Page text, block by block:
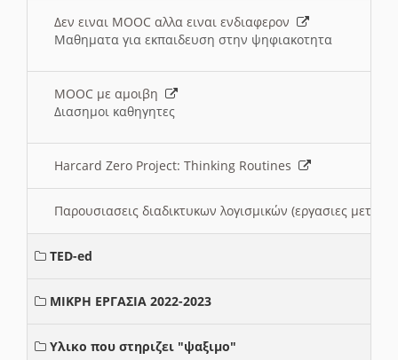
Δεν ειναι MOOC αλλα ειναι ενδιαφερον
Μαθηματα για εκπαιδευση στην ψηφιακοτητα
MOOC με αμοιβη
Διασημοι καθηγητες
Harcard Zero Project: Thinking Routines
Παρουσιασεις διαδικτυκων λογισμικών (εργασιες
TED-ed
ΜΙΚΡΗ ΕΡΓΑΣΙΑ 2022-2023
Υλικο που στηριζει "ψαξιμο"